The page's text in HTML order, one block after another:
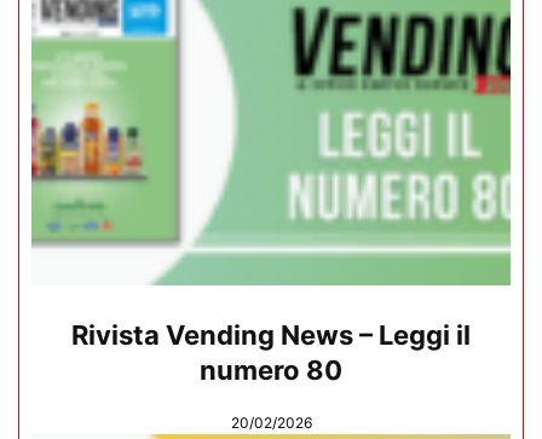
Rivista Vending News – Leggi il
numero 80
20/02/2026